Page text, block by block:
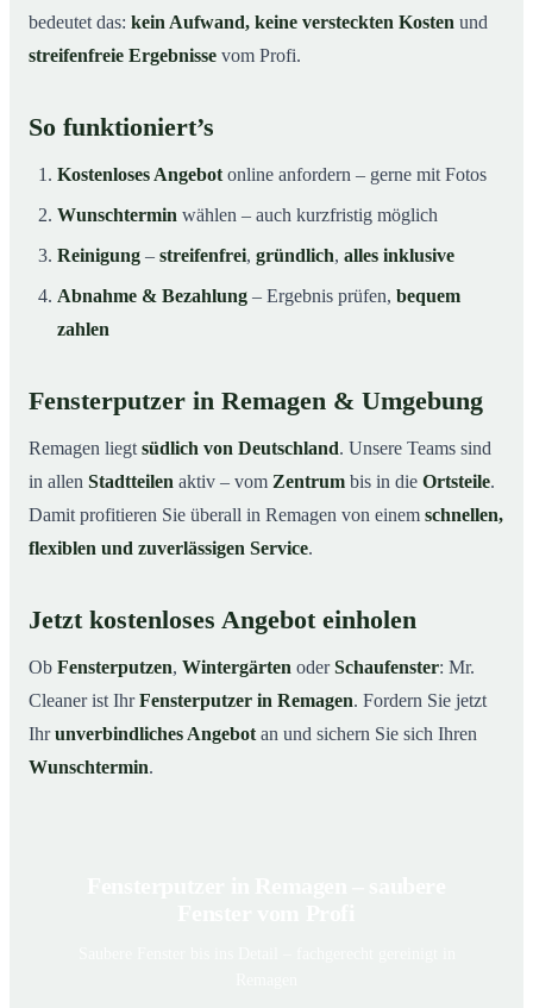
bedeutet das: kein Aufwand, keine versteckten Kosten und
streifenfreie Ergebnisse vom Profi.
So funktioniert’s
Kostenloses Angebot online anfordern – gerne mit Fotos
Wunschtermin wählen – auch kurzfristig möglich
Reinigung – streifenfrei, gründlich, alles inklusive
Abnahme & Bezahlung – Ergebnis prüfen, bequem
zahlen
Fensterputzer in Remagen & Umgebung
Remagen liegt südlich von Deutschland. Unsere Teams sind
in allen Stadtteilen aktiv – vom Zentrum bis in die Ortsteile.
Damit profitieren Sie überall in Remagen von einem schnellen,
flexiblen und zuverlässigen Service.
Jetzt kostenloses Angebot einholen
Ob Fensterputzen, Wintergärten oderSchaufenster: Mr.
Cleaner ist IhrFensterputzer in Remagen. Fordern Sie jetzt
Ihrunverbindliches Angebot an und sichern Sie sich Ihren
Wunschtermin.